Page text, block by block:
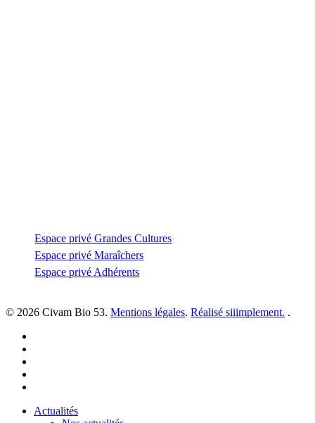
Espace privé Grandes Cultures
Espace privé Maraîchers
Espace privé Adhérents
© 2026 Civam Bio 53. Mentions légales. Réalisé siiimplement. .
Close
Actualités